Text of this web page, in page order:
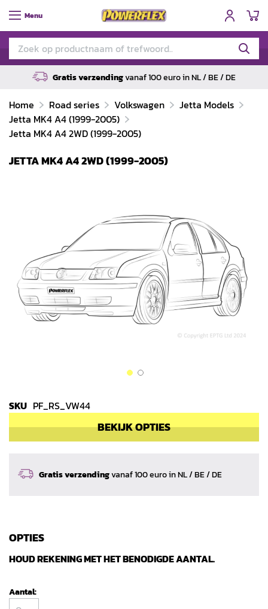
Menu
Gratis verzendingvanaf 100 euro in NL / BE / DE
Home Road series Volkswagen
Jetta Models
Jetta MK4 A4 (1999-2005)
Jetta MK4 A4 2WD (1999-2005)
JETTA MK4 A4 2WD (1999-2005)
afbeeldingen-
gallerij
naar
het
begin
van
afbeeldingen-
SKU PF_RS_VW44
BEKIJK OPTIES
Gratis verzendingvanaf 100 euro in NL / BE / DE
OPTIES
HOUD REKENING MET HET BENODIGDE AANTAL.
productitems